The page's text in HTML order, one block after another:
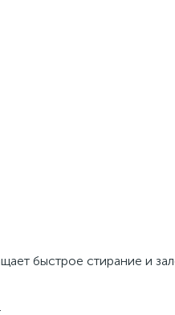
быстрое стирание и